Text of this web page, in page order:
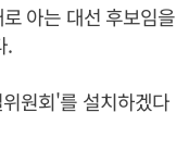
아는 대선 후보임을
.
원회'를 설치하겠다